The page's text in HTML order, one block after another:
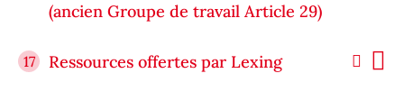
(ancien Groupe de travail Article 29)
17 Ressources offertes par Lexing